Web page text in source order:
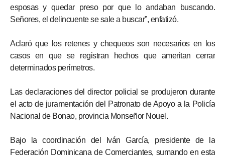
esposas y quedar preso por que lo andaban buscando.
Señores, el delincuente se sale a buscar”, enfatizó.
Aclaró que los retenes y chequeos son necesarios en los
casos en que se registran hechos que ameritan cerrar
determinados perímetros.
Las declaraciones del director policial se produjeron durante
el acto de juramentación del Patronato de Apoyo a la Policía
Nacional de Bonao, provincia Monseñor Nouel.
Bajo la coordinación del Iván García, presidente de la
Federación Dominicana de Comerciantes, sumando en esta